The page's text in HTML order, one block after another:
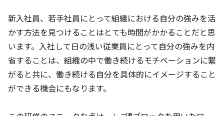
新入社員、若手社員にとって組織における自分の強みを活
かす方法を見つけることはとても時間がかかることだと思
います。入社して日の浅い従業員にとって自分の強みを内
省することは、組織の中で働き続けるモチベーションに繋
がると共に、働き続ける自分を具体的にイメージすること
ができる機会にもなります。